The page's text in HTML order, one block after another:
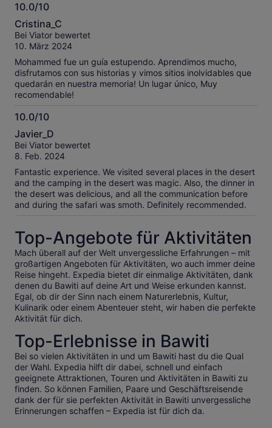
10.0/10
10.0
von
10
Cristina_C
Bei Viator bewertet
10. März 2024
Mohammed fue un guía estupendo. Aprendimos mucho,
disfrutamos con sus historias y vimos sitios inolvidables que
quedarán en nuestra memoria! Un lugar único, Muy
recomendable!
10.0/10
10.0
von
10
Javier_D
Bei Viator bewertet
8. Feb. 2024
Fantastic experience. We visited several places in the desert
and the camping in the desert was magic. Also, the dinner in
the desert was delicious, and all the communication before
and during the safari was smoth. Definitely recommended.
Top-Angebote für Aktivitäten
Mach überall auf der Welt unvergessliche Erfahrungen – mit
großartigen Angeboten für Aktivitäten, wo auch immer deine
Reise hingeht. Expedia bietet dir einmalige Aktivitäten, dank
denen du Bawiti auf deine Art und Weise erkunden kannst.
Egal, ob dir der Sinn nach einem Naturerlebnis, Kultur,
Kulinarik oder einem Abenteuer steht, wir haben die perfekte
Aktivität für dich.
Top-Erlebnisse in Bawiti
Bei so vielen Aktivitäten in und um Bawiti hast du die Qual
der Wahl. Expedia hilft dir dabei, schnell und einfach
geeignete Attraktionen, Touren und Aktivitäten in Bawiti zu
finden. So können Familien, Paare und Geschäftsreisende
dank der für sie perfekten Aktivität in Bawiti unvergessliche
Erinnerungen schaffen – Expedia ist für dich da.